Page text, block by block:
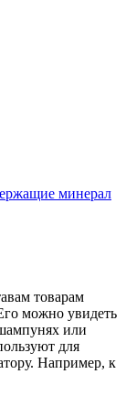
минерал
товарам
можно увидеть
или
для
Например, к